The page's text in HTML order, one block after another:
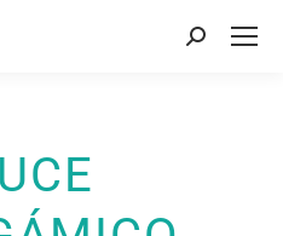
Buscar: